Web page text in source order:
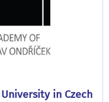
in Czech